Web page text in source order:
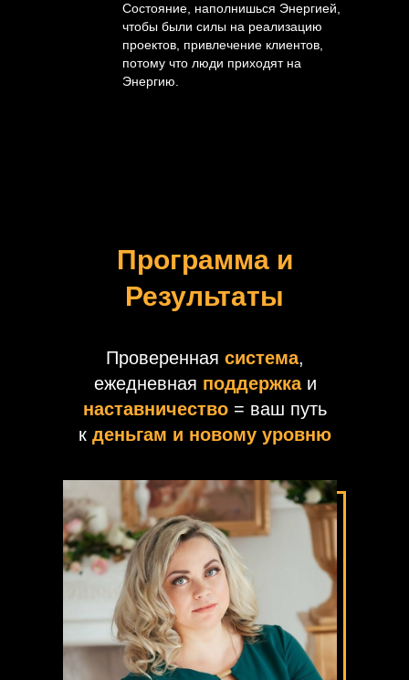
Состояние, наполнишься Энергией,
чтобы были силы на реализацию
проектов, привлечение клиентов,
потому что люди приходят на
Энергию.
Программа и
Результаты
Проверенная система,
ежедневная поддержкаи
наставничество = ваш путь
к деньгам и новому уровню